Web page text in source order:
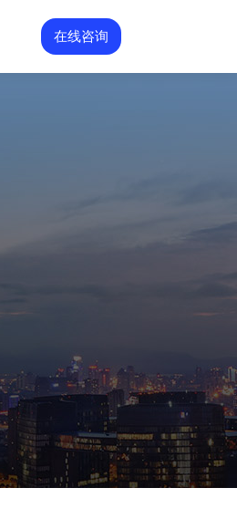
在线咨询